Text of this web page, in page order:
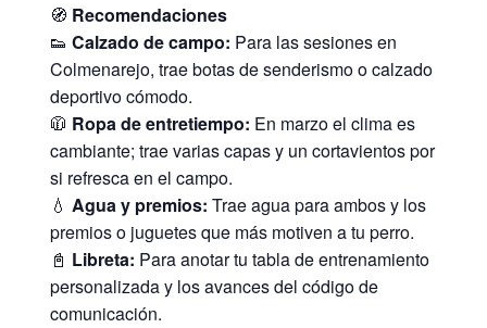
🧭 Recomendaciones
👟Calzado de campo: Para las sesiones en
Colmenarejo, trae botas de senderismo o calzado
deportivo cómodo.
🧥 Ropa de entretiempo: En marzo el clima es
cambiante; trae varias capas y un cortavientos por
si refresca en el campo.
💧Agua y premios: Trae agua para ambos y los
premios o juguetes que más motiven a tu perro.
📓 Libreta: Para anotar tu tabla de entrenamiento
personalizada y los avances del código de
comunicación.